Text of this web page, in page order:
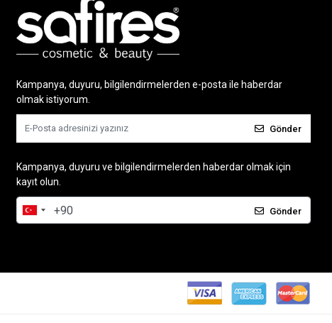
Kampanya, duyuru, bilgilendirmelerden e-posta ile haberdar
olmak istiyorum.
Gönder
Kampanya, duyuru ve bilgilendirmelerden haberdar olmak için
kayıt olun.
Gönder